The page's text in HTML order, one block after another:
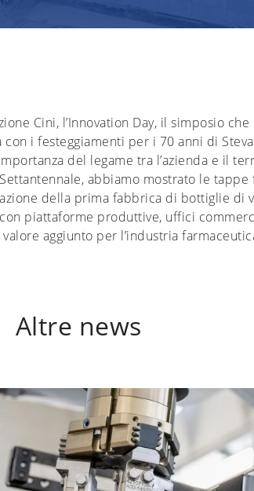
Cini, l’Innovation Day, il simposio
i festeggiamenti per i 70 anni di
del legame tra l’azienda e il
abbiamo mostrato le
della prima fabbrica di bottiglie di
piattaforme produttive, uffici
aggiunto per l’industria
Altre news